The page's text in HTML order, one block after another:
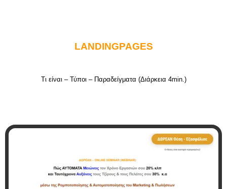
LANDINGPAGES
Τι είναι – Τύποι – Παραδείγματα (Διάρκεια 4min.)